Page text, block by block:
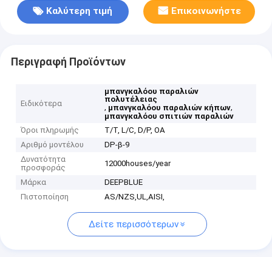
Καλύτερη τιμή Επικοινωνήστε
Περιγραφή Προϊόντων
Ειδικότερα
μπανγκαλόου παραλιών
πολυτέλειας
, μπανγκαλόου παραλιών κήπων,
μπανγκαλόου σπιτιών παραλιών
Όροι πληρωμής
T/T, L/C, D/P, OA
Αριθμό μοντέλου
DP-β-9
Δυνατότητα
προσφοράς
12000houses/year
Μάρκα
DEEPBLUE
Πιστοποίηση
AS/NZS,UL,AISI,
Δείτε περισσότερων